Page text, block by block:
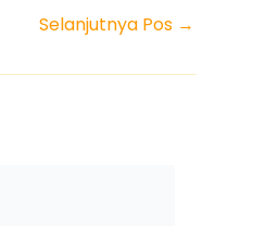
Selanjutnya Pos →